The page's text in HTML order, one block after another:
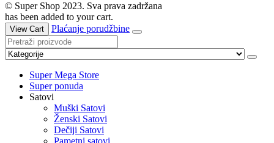
© Super Shop 2023. Sva prava zadržana
has been added to your cart.
View Cart Plaćanje porudžbine
Super Mega Store
Super ponuda
Satovi
Muški Satovi
Ženski Satovi
Dečiji Satovi
Pametni satovi